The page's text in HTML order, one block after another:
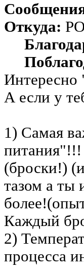
Откуда:
А если у
1) Самая
(броски!)
тазом а ты
Каждый
2)
процесса